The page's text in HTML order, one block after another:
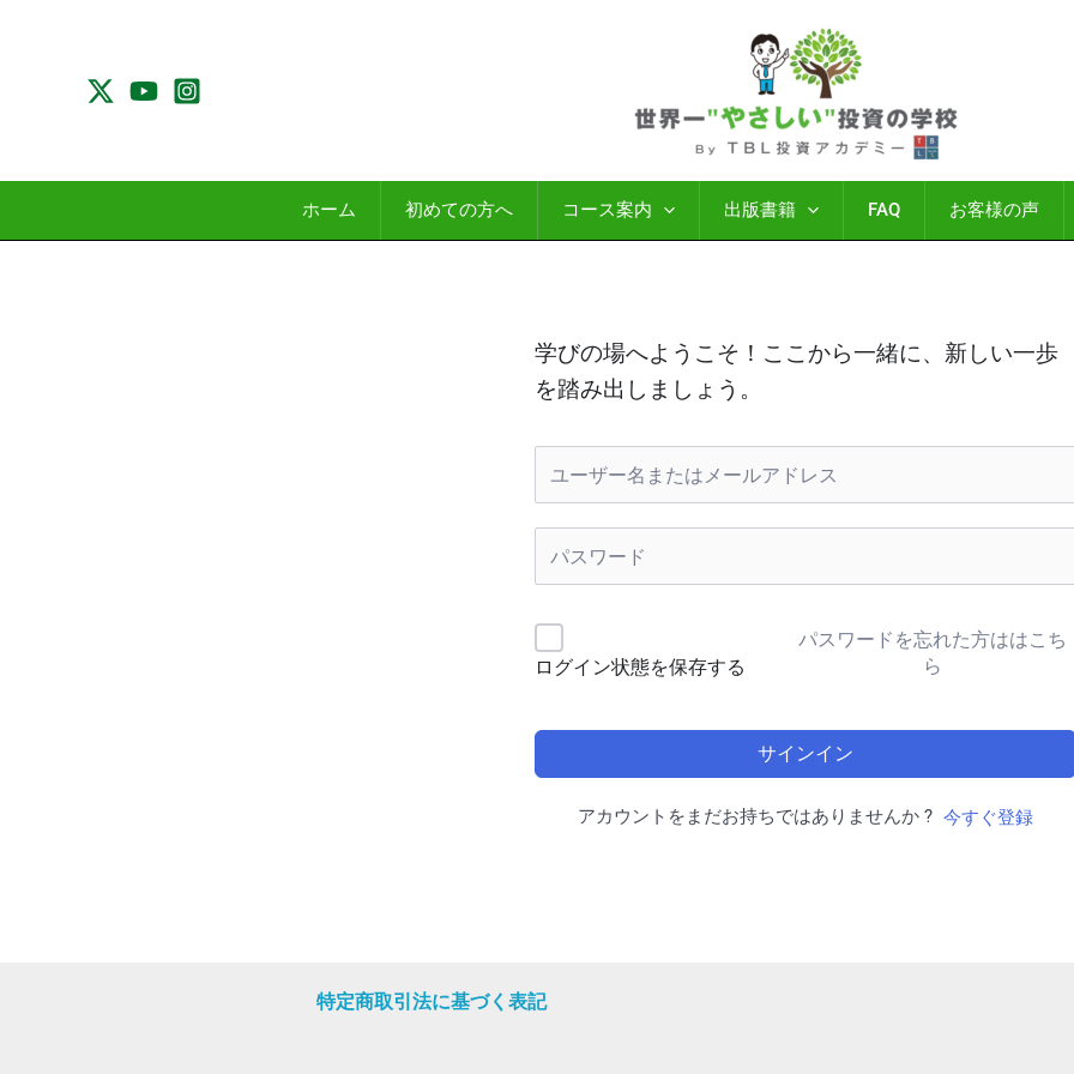
プ
ホーム 初めての方へ コース案内 出版書籍 FAQ お客様の声
学びの場へようこそ！ここから一緒に、新しい一歩
を踏み出しましょう。
ログイン状態を保存する
パスワードを忘れた方ははこち
ら
サインイン
アカウントをまだお持ちではありませんか ? 今すぐ登録
特定商取引法に基づく表記